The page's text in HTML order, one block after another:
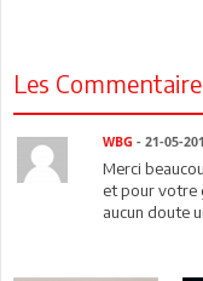
Les
WBG - 21-05-
Merci
et pour votre
aucun doute